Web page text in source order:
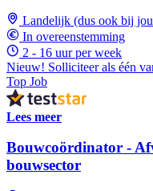
Landelijk (dus ook bij
In overeenstemming
2 - 16 uur per week
Nieuw! Solliciteer als één
Top Job
Lees meer
Bouwcoördinator -
bouwsector